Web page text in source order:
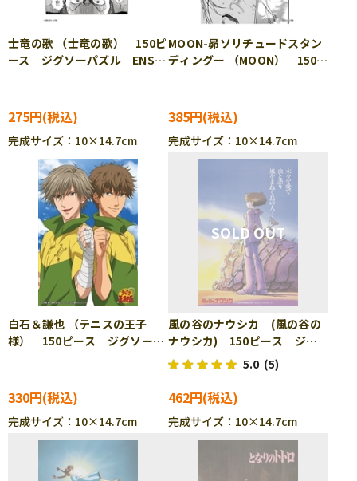
士竜の歌 （士竜の歌） 150ピ
ース ジグソーパズル ENS-
275円
完成サイズ：10×14.7cm
MOON-昴ソリチュードスタン
ディングー （MOON） 150ピ
385円
完成サイズ：10×14.7cm
白石＆謙也 （テニスの王子
様） 150ピース ジグソーパ
330円
完成サイズ：10×14.7cm
風の谷のナウシカ (風の谷の
ナウシカ) 150ピース ジグ
ソーパズル ENS-150-G25
5.0 (5)
462円
完成サイズ：10×14.7cm